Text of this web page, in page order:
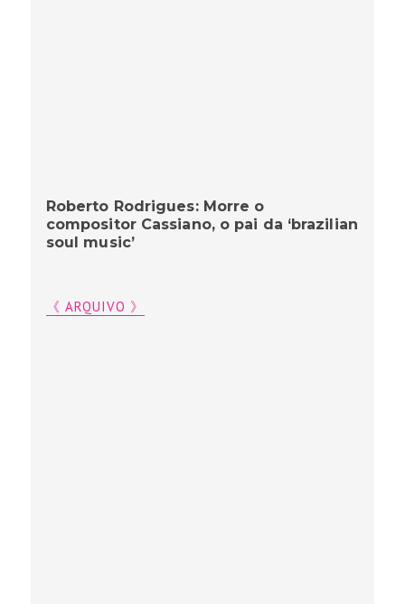
Roberto Rodrigues: Morre o
compositor Cassiano, o pai da ‘brazilian
soul music’
《 ARQUIVO 》